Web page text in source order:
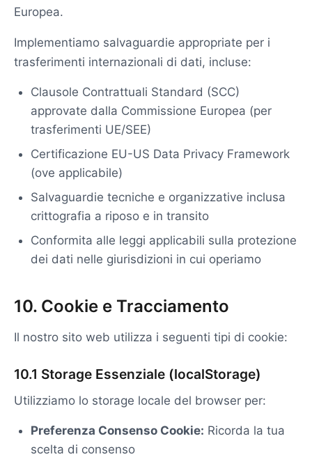
Europea.
Implementiamo salvaguardie appropriate per i
trasferimenti internazionali di dati, incluse:
Clausole Contrattuali Standard (SCC)
approvate dalla Commissione Europea (per
trasferimenti UE/SEE)
Certificazione EU-US Data Privacy Framework
(ove applicabile)
Salvaguardie tecniche e organizzative inclusa
crittografia a riposo e in transito
Conformita alle leggi applicabili sulla protezione
dei dati nelle giurisdizioni in cui operiamo
10. Cookie e Tracciamento
Il nostro sito web utilizza i seguenti tipi di cookie:
10.1 Storage Essenziale (localStorage)
Utilizziamo lo storage locale del browser per:
Preferenza Consenso Cookie: Ricorda la tua
scelta di consenso